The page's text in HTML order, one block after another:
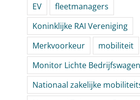
EV
fleetmanagers
Koninklijke RAI Vereniging
Merkvoorkeur
mobiliteit
Monitor Lichte
Nationaal zakelijke